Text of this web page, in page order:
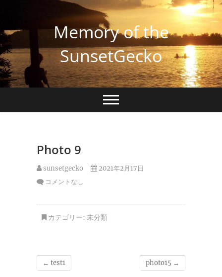
Memory of the
SunsetGecko
Photo 9
sunsetgecko
2021年2月17日
コメントなし
カテゴリー: 未分類
← test1 photo15 →